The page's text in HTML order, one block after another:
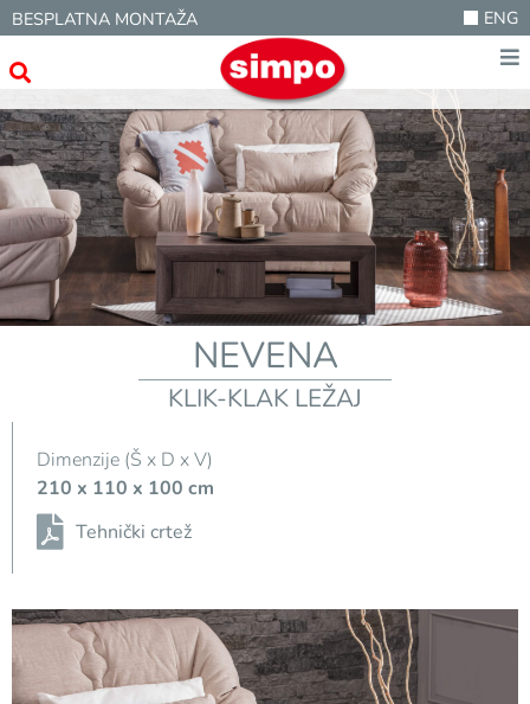
BESPLATNA MONTAŽA ENG
NEVENA
KLIK-KLAK LEŽAJ
Dimenzije (Š x D x V)
210 x 110 x 100 cm
Tehnički crtež